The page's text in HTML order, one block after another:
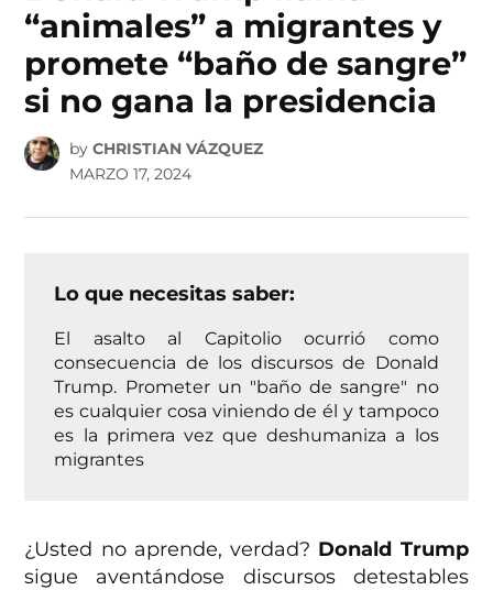
“animales” a migrantes y
promete “baño de sangre”
si no gana la presidencia
by CHRISTIAN VÁZQUEZ
MARZO 17, 2024
Lo que necesitas saber:
El asalto al Capitolio ocurrió como
consecuencia de los discursos de Donald
Trump. Prometer un "baño de sangre" no
es cualquier cosa viniendo de él y tampoco
es la primera vez que deshumaniza a los
migrantes
¿Usted no aprende, verdad? Donald Trump
sigue aventándose discursos detestables